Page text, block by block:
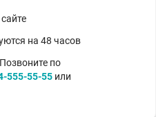
на 48 часов
по
555-55-55 или